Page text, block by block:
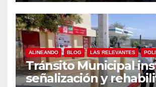
ALINEANDO BLOG LAS RELEVANTES
Tránsito Municipal
señalización y